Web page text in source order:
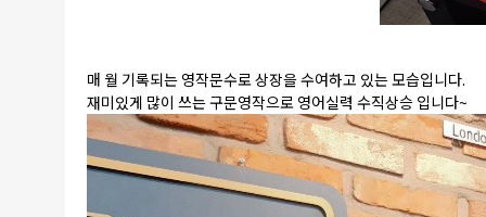
매 월 기록되는 영작문수로 상장을 수여하고 있는 모습입니다.
재미있게 많이 쓰는 구문영작으로 영어실력 수직상승 입니다~